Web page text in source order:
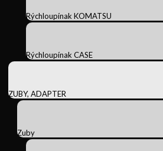
Rýchloupínak KOMATSU
Rýchloupínak CASE
ZUBY, ADAPTER
Zuby